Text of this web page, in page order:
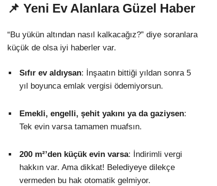
📌 Yeni Ev Alanlara Güzel Haber
“Bu yükün altından nasıl kalkacağız?” diye soranlara
küçük de olsa iyi haberler var.
Sıfır ev aldıysan: İnşaatın bittiği yıldan sonra 5
yıl boyunca emlak vergisi ödemiyorsun.
Emekli, engelli, şehit yakını ya da gaziysen:
Tek evin varsa tamamen muafsın.
200 m²’den küçük evin varsa: İndirimli vergi
hakkın var. Ama dikkat! Belediyeye dilekçe
vermeden bu hak otomatik gelmiyor.